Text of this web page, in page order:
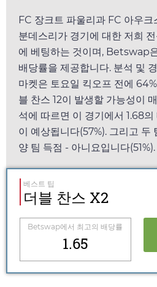
FC 장크트 파울리과 FC 아우크
분데스리가 경기에 대한 저희
에 베팅하는 것이며, Betswap
배당률을 제공합니다. 분석 및
마켓은 토요일 킥오프 전에
블 찬스 12이 발생할 가능성이
석에 따르면 이 경기에서 1.68의
이 예상됩니다(57%). 그리고 두
양 팀 득점 - 아니요입니다(51%).
베스트 팁
더블 찬스 X2
Betswap에서 최고의 배당률
1.65